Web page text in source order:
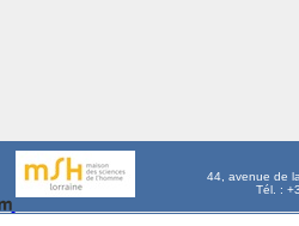
44, avenue de
Tél. :